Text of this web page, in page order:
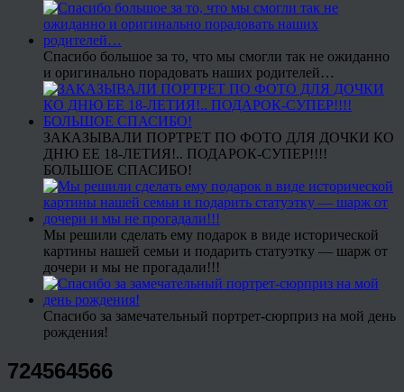
Спасибо большое за то, что мы смогли так не ожиданно
и оригинально порадовать наших родителей…
ЗАКАЗЫВАЛИ ПОРТРЕТ ПО ФОТО ДЛЯ ДОЧКИ КО
ДНЮ ЕЕ 18-ЛЕТИЯ!.. ПОДАРОК-СУПЕР!!!!
БОЛЬШОЕ СПАСИБО!
Мы решили сделать ему подарок в виде исторической
картины нашей семьи и подарить статуэтку — шарж от
дочери и мы не прогадали!!!
Спасибо за замечательный портрет-сюрприз на мой день
рождения!
724564566